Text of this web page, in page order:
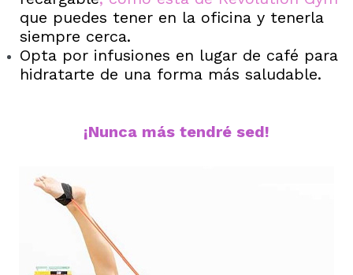
que puedes tener en la oficina y tenerla
siempre cerca.
Opta por infusiones en lugar de café para
hidratarte de una forma más saludable.
¡Nunca más tendré sed!